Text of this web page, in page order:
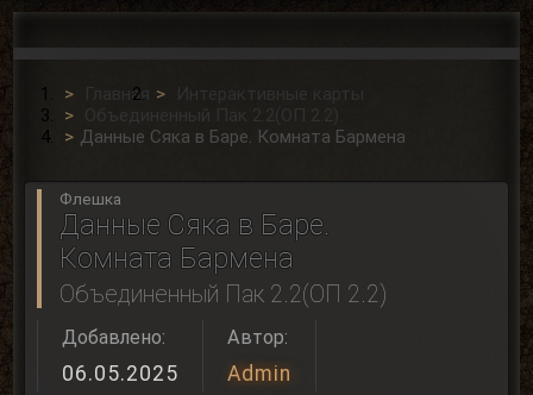
Главная
Интерактивные карты
Объединенный Пак 2.2(ОП 2.2)
Данные Сяка в Баре. Комната Бармена
Флешка
Данные Сяка в Баре.
Комната Бармена
Объединенный Пак 2.2(ОП 2.2)
Добавлено:
06.05.2025
Автор:
Admin